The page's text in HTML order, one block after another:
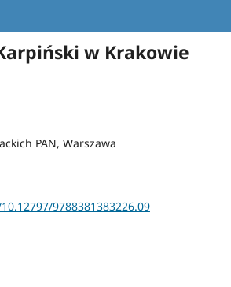
w Krakowie
PAN, Warszawa
9788381383226.09